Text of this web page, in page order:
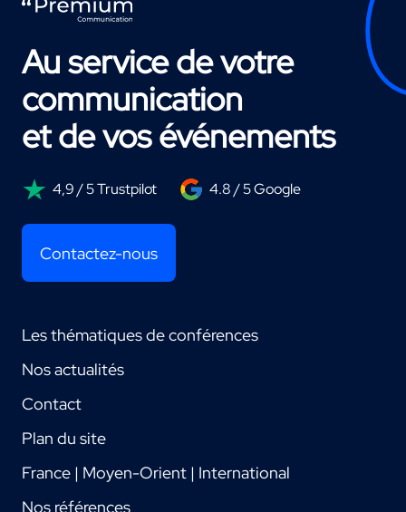
Au service de votre
communication
et de vos événements
4,9 / 5 Trustpilot 4.8 / 5 Google
Contactez-nous
Les thématiques de conférences
Nos actualités
Contact
Plan du site
France | Moyen-Orient | International
Nos références